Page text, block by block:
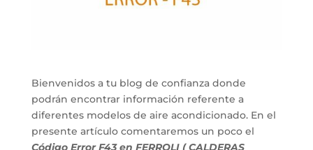
Bienvenidos a tu blog de confianza donde
podrán encontrar información referente a
diferentes modelos de aire acondicionado. En el
presente artículo comentaremos un poco el
Código Error F43 en FERROLI ( CALDERAS